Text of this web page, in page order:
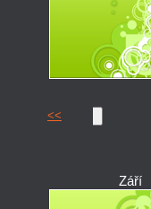
<<
Září